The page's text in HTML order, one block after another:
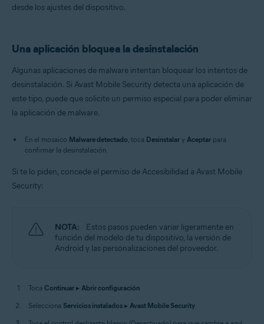
desde los ajustes del dispositivo.
Una aplicación bloquea la desinstalación
Algunas aplicaciones de malware intentan bloquear los intentos de
desinstalación. Si Avast Mobile Security detecta una aplicación de
este tipo, puede que solicite un permiso especial para poder eliminar
la aplicación de malware.
En el mosaico Malware detectado, toca Desinstalar y Aceptar para
confirmar la desinstalación.
Si te lo piden, concede el permiso de Accesibilidad a Avast Mobile
Security:
NOTA:
Estos pasos pueden variar ligeramente en
función del modelo de tu dispositivo, la versión de
Android y las personalizaciones del proveedor.
Toca Continuar ▸ Abrir configuración.
Selecciona Servicios instalados ▸ Avast Mobile Security.